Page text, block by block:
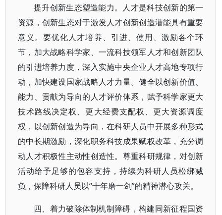
提升创新生态塑造能力。人才是科技创新的第一
资源，创新生态对于激发人才创新创造潜能具有重要
意义。要优化人才培养、引进、使用、激励各个环
节，加大战略科学家、一流科技领军人才和创新团队
的引进培养力度，深入实施中央企业人才高地专项行
动，加快建设国家战略人才力量。健全以创新价值、
能力、贡献为导向的人才评价体系，赋予科学家更大
技术路线决定权、更大经费支配权、更大资源调度
权，以创新创造为导向，在科研人员中开展多种形式
的中长期激励，深化职务科技成果赋权改革，充分调
动人才积极性主动性创造性。尊重科研规律，对创新
活动给予足够的包容支持，持续为科研人员松绑减
负，保障科研人员以“十年磨一剑”的精神潜心攻关。
四、着力破除体制机制障碍，构建同新征程国资